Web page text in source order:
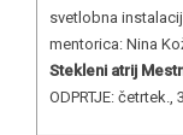
svetlobna
mentorica: Nina
Stekleni atrij
ODPRTJE: četrtek.,